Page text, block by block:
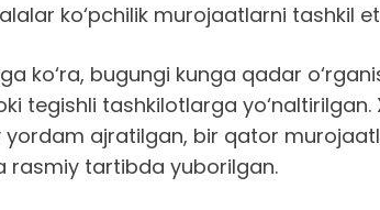
ko‘pchilik murojaatlarni tashkil
ko‘ra, bugungi kunga qadar
tegishli tashkilotlarga
ajratilgan, bir qator
rasmiy tartibda yuborilgan.